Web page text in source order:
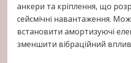
анкери та кріплення, що
сейсмічні навантаження.
встановити амортизуючі
зменшити вібраційний